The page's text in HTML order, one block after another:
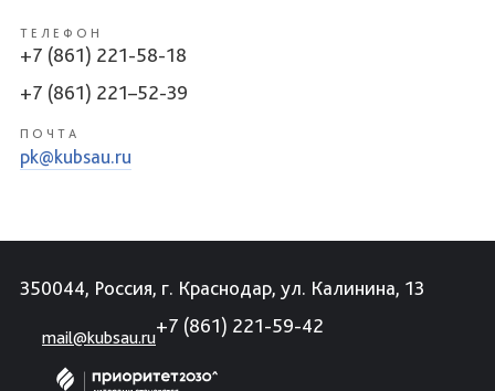
ТЕЛЕФОН
+7 (861) 221-58-18
+7 (861) 221–52-39
ПОЧТА
pk@kubsau.ru
350044, Россия, г. Краснодар, ул. Калинина, 13
mail@kubsau.ru
+7 (861) 221-59-42